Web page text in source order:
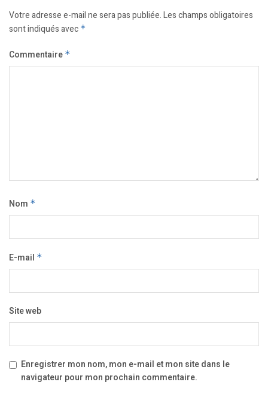
Votre adresse e-mail ne sera pas publiée.Les champs obligatoires
sont indiqués avec *
Commentaire *
Nom *
E-mail *
Site web
Enregistrer mon nom, mon e-mail et mon site dans le
navigateur pour mon prochain commentaire.